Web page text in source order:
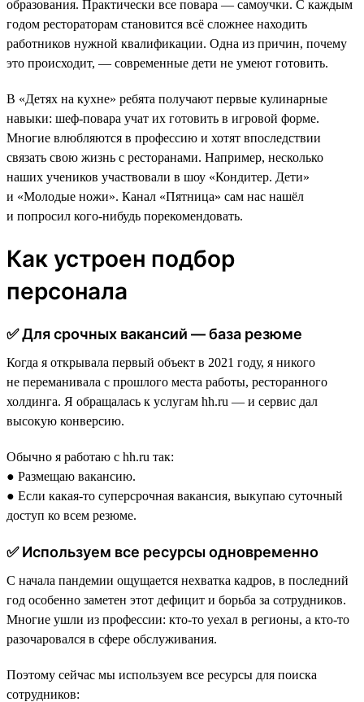
образования. Практически все повара — самоучки. С каждым
годом рестораторам становится всё сложнее находить
работников нужной квалификации. Одна из причин, почему
это происходит, — современные дети не умеют готовить.
В «Детях на кухне» ребята получают первые кулинарные
навыки: шеф-повара учат их готовить в игровой форме.
Многие влюбляются в профессию и хотят впоследствии
связать свою жизнь с ресторанами. Например, несколько
наших учеников участвовали в шоу «Кондитер. Дети»
и «Молодые ножи». Канал «Пятница» сам нас нашёл
и попросил кого-нибудь порекомендовать.
Как устроен подбор
персонала
✅ Для срочных вакансий — база резюме
Когда я открывала первый объект в 2021 году, я никого
не переманивала с прошлого места работы, ресторанного
холдинга. Я обращалась к услугам hh.ru — и сервис дал
высокую конверсию.
Обычно я работаю с hh.ru так:
● Размещаю вакансию.
● Если какая-то суперсрочная вакансия, выкупаю суточный
доступ ко всем резюме.
✅ Используем все ресурсы одновременно
С начала пандемии ощущается нехватка кадров, в последний
год особенно заметен этот дефицит и борьба за сотрудников.
Многие ушли из профессии: кто-то уехал в регионы, а кто-то
разочаровался в сфере обслуживания.
Поэтому сейчас мы используем все ресурсы для поиска
сотрудников: